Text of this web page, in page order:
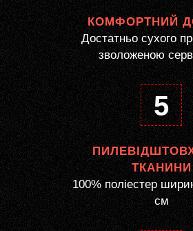
КОМФОРТНИЙ
Достатньо сухого
зволоженою
5
ТКАНИНИ
100% поліестер
см